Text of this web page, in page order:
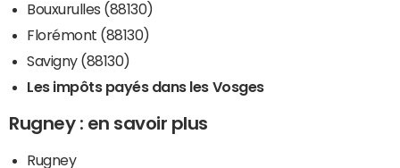
Bouxurulles (88130)
Florémont (88130)
Savigny (88130)
Les impôts payés dans les Vosges
Rugney : en savoir plus
Rugney